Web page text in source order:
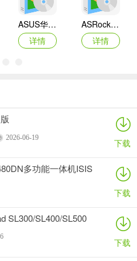
ASUS华硕F1A55-M LX3 R2.0主板BIOS
详情
ASRock华擎IMB-A160主板BIOS
详情
AMD Mobility Radeon HD 2000/HD 3000/HD 4000/HD 5000系列移动显卡催化剂驱动
映泰Hi-Fi H77S 5.x主板BIOS
2026-06-19 下载
多功能一体机ISIS
下载
SL300/SL400/SL500
下载